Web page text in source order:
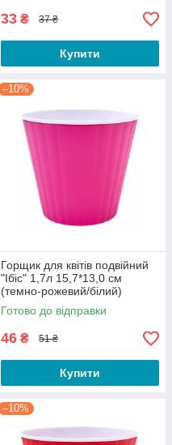
33 ₴ 37 ₴
Купити
–10%
Горщик для квітів подвійний
"Ібіс" 1,7л 15,7*13,0 см
(темно-рожевий/білий)
Готово до відправки
46 ₴ 51 ₴
Купити
–10%